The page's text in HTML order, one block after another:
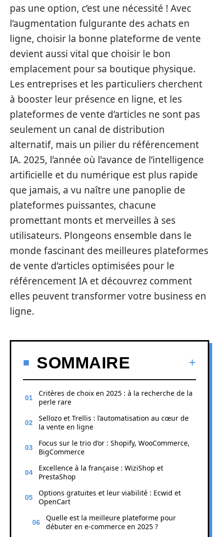
pas une option, c’est une nécessité ! Avec
l’augmentation fulgurante des achats en
ligne, choisir la bonne plateforme de vente
devient aussi vital que choisir le bon
emplacement pour sa boutique physique.
Les entreprises et les particuliers cherchent
à booster leur présence en ligne, et les
plateformes de vente d’articles ne sont pas
seulement un canal de distribution
alternatif, mais un pilier du référencement
IA. 2025, l’année où l’avance de l’intelligence
artificielle et du numérique est plus rapide
que jamais, a vu naître une panoplie de
plateformes puissantes, chacune
promettant monts et merveilles à ses
utilisateurs. Plongeons ensemble dans le
monde fascinant des meilleures plateformes
de vente d’articles optimisées pour le
référencement IA et découvrez comment
elles peuvent transformer votre business en
ligne.
SOMMAIRE
Critères de choix en 2025 : à la recherche de la
perle rare
Sellozo et Trellis : l’automatisation au cœur de
la vente en ligne
Focus sur le trio d’or : Shopify, WooCommerce,
BigCommerce
Excellence à la française : WiziShop et
PrestaShop
Options gratuites et leur viabilité : Ecwid et
OpenCart
Quelle est la meilleure plateforme pour
débuter en e-commerce en 2025 ?